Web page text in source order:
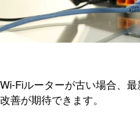
Wi-Fiルーターが古い場合、
改善が期待できます。